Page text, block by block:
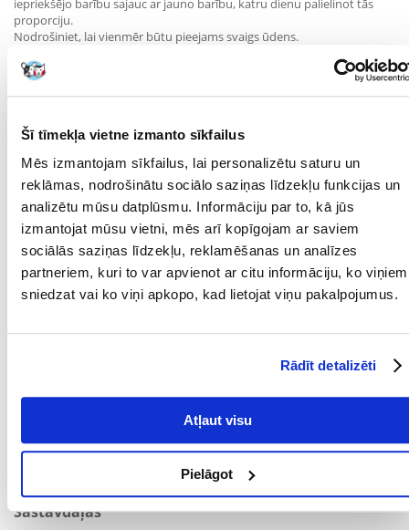
Šī tīmekļa vietne izmanto sīkfailus
Mēs izmantojam sīkfailus, lai personalizētu saturu un
reklāmas, nodrošinātu sociālo saziņas līdzekļu funkcijas un
analizētu mūsu datplūsmu. Informāciju par to, kā jūs
izmantojat mūsu vietni, mēs arī kopīgojam ar saviem
sociālās saziņas līdzekļu, reklamēšanas un analīzes
partneriem, kuri to var apvienot ar citu informāciju, ko viņiem
sniedzat vai ko viņi apkopo, kad lietojat viņu pakalpojumus.
Rādīt detalizēti
Atļaut visu
Pielāgot
iepriekšējo barību sajauc ar jauno barību, katru dienu palielinot tās
proporciju.
Nodrošiniet, lai vienmēr būtu pieejams svaigs ūdens.
Parametri
(KG):
MĀJDZĪVNIEKA
IZMĒRS:
Universāls
PRODUKTU LĪNIJA: Bosch Light
PRODUCENT: BOSCH, CAT MATE
SVARS PRODUKTU
LĪNIJĀ:
Virssvars
MĀJDZĪVNIEKA
12 mēnešu
Sastāvdaļas